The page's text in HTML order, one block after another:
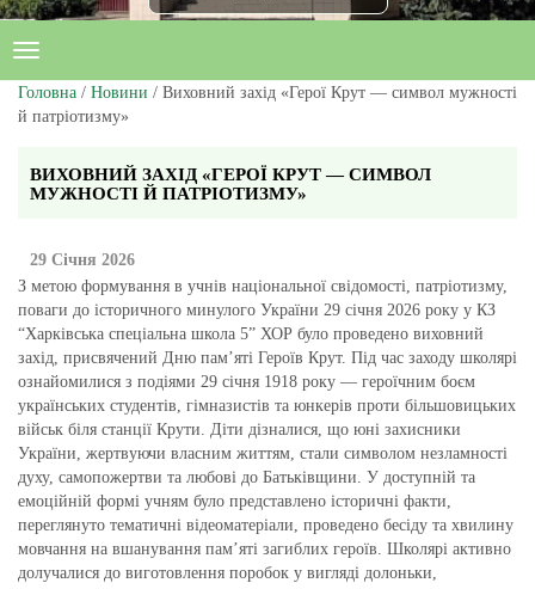
Головна / Новини / Виховний захід «Герої Крут — символ мужності
й патріотизму»
ВИХОВНИЙ ЗАХІД «ГЕРОЇ КРУТ — СИМВОЛ
МУЖНОСТІ Й ПАТРІОТИЗМУ»
29 Січня 2026
З метою формування в учнів національної свідомості, патріотизму,
поваги до історичного минулого України 29 січня 2026 року у КЗ
“Харківська спеціальна школа 5” ХОР було проведено виховний
захід, присвячений Дню пам’яті Героїв Крут. Під час заходу школярі
ознайомилися з подіями 29 січня 1918 року — героїчним боєм
українських студентів, гімназистів та юнкерів проти більшовицьких
військ біля станції Крути. Діти дізналися, що юні захисники
України, жертвуючи власним життям, стали символом незламності
духу, самопожертви та любові до Батьківщини. У доступній та
емоційній формі учням було представлено історичні факти,
переглянуто тематичні відеоматеріали, проведено бесіду та хвилину
мовчання на вшанування пам’яті загиблих героїв. Школярі активно
долучалися до виготовлення поробок у вигляді долоньки,